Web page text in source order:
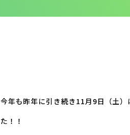
今年も昨年に引き続き11月9日（土
た！！